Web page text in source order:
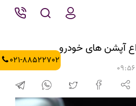
021-88522702
آپشن های خودرو